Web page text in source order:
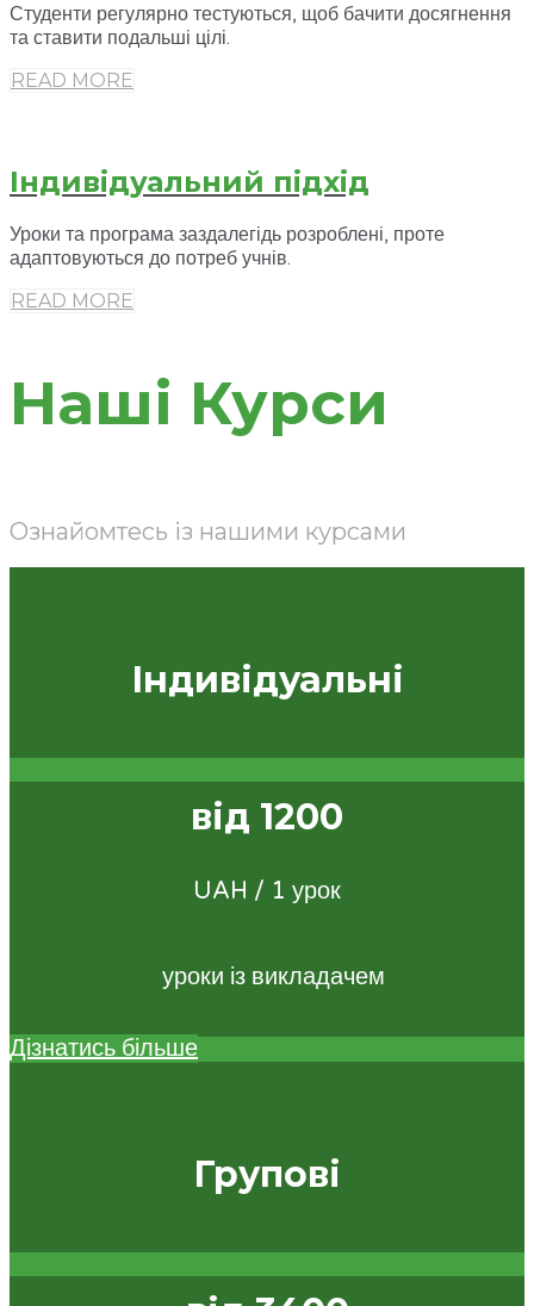
Студенти регулярно тестуються, щоб бачити досягнення
та ставити подальші цілі.
READ MORE
Індивідуальний підхід
Уроки та програма заздалегідь розроблені, проте
адаптовуються до потреб учнів.
READ MORE
Наші Курси
Ознайомтесь із нашими курсами
Індивідуальні
від 1200
UAH / 1 урок
уроки із викладачем
Дізнатись більше
Групові